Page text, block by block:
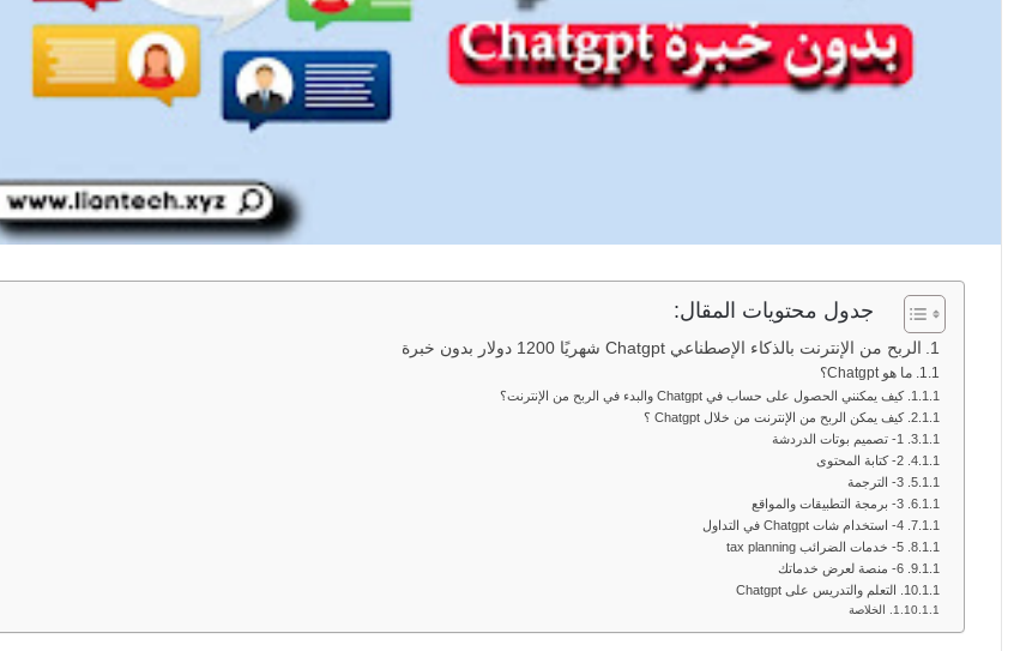
جدول محتويات المقال:
الربح من الإنترنت بالذكاء الإصطناعي Chatgpt شهريًا 1200 دولار بدون خبرة
ما هو Chatgpt؟
كيف يمكنني الحصول على حساب في Chatgpt والبدء في الربح من الإنترنت؟
كيف يمكن الربح من الإنترنت من خلال Chatgpt ؟
1- تصميم بوتات الدردشة
2- كتابة المحتوى
3- الترجمة
3- برمجة التطبيقات والمواقع
4- استخدام شات Chatgpt في التداول
5- خدمات الضرائب tax planning
6- منصة لعرض خدماتك
التعلم والتدريس على Chatgpt
الخلاصة